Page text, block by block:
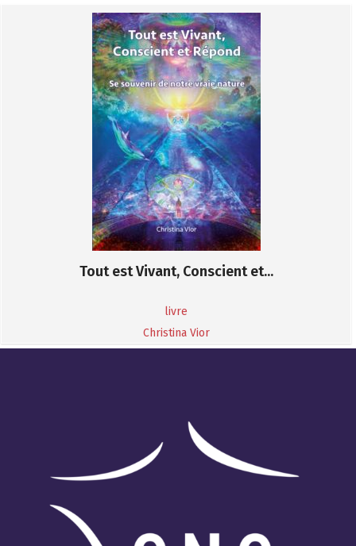
Tout est Vivant, Conscient et...
livre
Christina Vior